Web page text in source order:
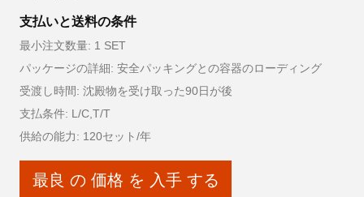
支払いと送料の条件
最小注文数量: 1 SET
パッケージの詳細: 安全パッキングとの容器のローディング
受渡し時間: 沈殿物を受け取った90日が後
支払条件: L/C,T/T
供給の能力: 120セット/年
最良 の 価格 を 入手 する